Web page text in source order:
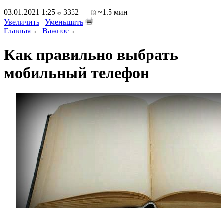
03.01.2021 1:25
3332
~1.5 мин
Увеличить | Уменьшить
Главная ← Важное ←
Как правильно выбрать
мобильный телефон